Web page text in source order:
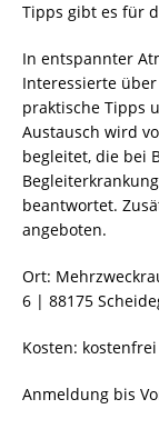
Tipps gibt es für
In entspannter
Interessierte
praktische Tipps
Austausch wird
begleitet, die bei
beantwortet.
angeboten.
Ort:
6 | 88175
Kosten: kostenfrei
Anmeldung bis